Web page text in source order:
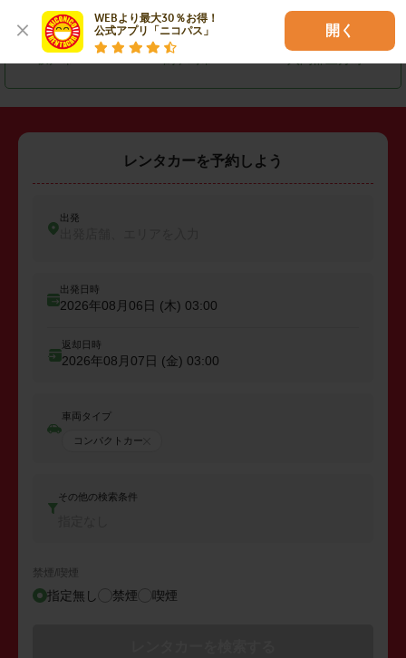
WEBより最大30％お得！
公式アプリ「ニコパス」
開く
・ 久喜市 ・八潮市
レンタカーを予約しよう
出発
出発日時
2026年08月06日 (木) 03:00
返却日時
2026年08月07日 (金) 03:00
車両タイプ
コンパクトカー
その他の検索条件
禁煙/喫煙
指定無し 禁煙 喫煙